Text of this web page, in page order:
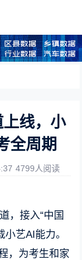
线，小
全周期
4799人阅读
，接入“中国
艺AI能力。
，为考生和家